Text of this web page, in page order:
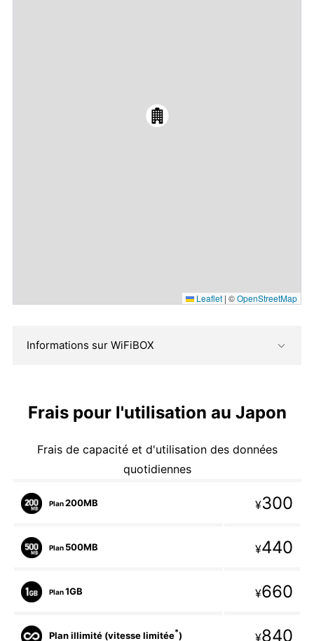
Leaflet | ©OpenStreetMap
Informations sur WiFiBOX
Frais pour l'utilisation au Japon
Frais de capacité et d'utilisation des données
quotidiennes
Plan200MB ¥300
Plan 500MB ¥440
Plan1GB ¥660
Plan illimité (vitesse limitée*) ¥840